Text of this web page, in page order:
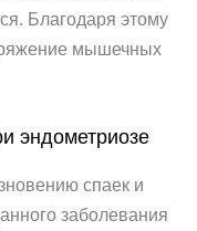
Благодаря этому
мышечных
эндометриозе
спаек и
заболевания